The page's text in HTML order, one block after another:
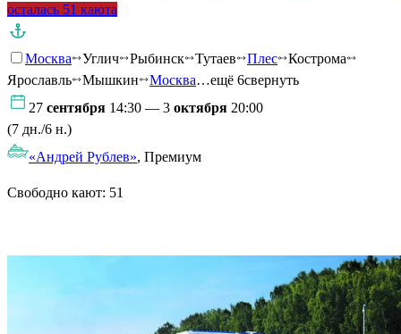
осталась 51 каюта
Москва Углич Рыбинск Тутаев Плес
Кострома
Ярославль
Мышкин Москва…ещё 6свернуть
27 сентября 14:30 — 3 октября 20:00
(7 дн./6 н.)
«Андрей Рублев», Премиум
Свободно кают: 51